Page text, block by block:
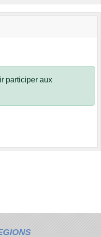
participer aux